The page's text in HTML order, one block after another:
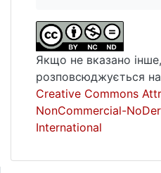
Якщо не вказано
розповсюджується на
Creative Commons
NonCommercial-
International